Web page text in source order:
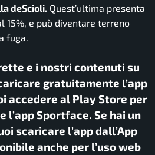
deScioli. Quest’ultima presenta
15%, e può diventare terreno
fuga.
e i nostri contenuti su
gratuitamente l’app
accedere al Play Store per
l’app Sportface. Se hai un
scaricare l’app dall’App
anche per l’uso web